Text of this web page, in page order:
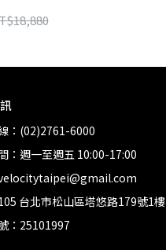
：(02)2761-6000
：週一至週五 10:00-17:00
台北市松山區塔悠路179號1樓
：25101997